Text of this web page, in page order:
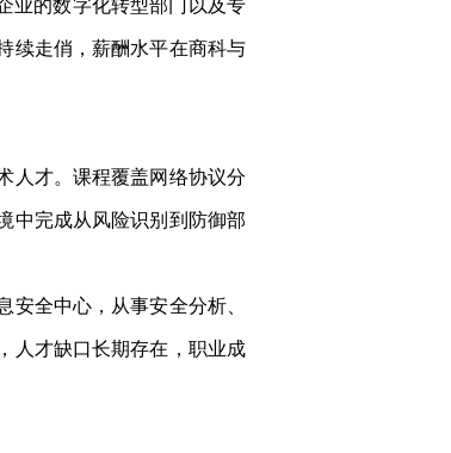
业的数字化转型部门以及专
续走俏，薪酬水平在商科与
人才。课程覆盖网络协议分
中完成从风险识别到防御部
全中心，从事安全分析、
人才缺口长期存在，职业成